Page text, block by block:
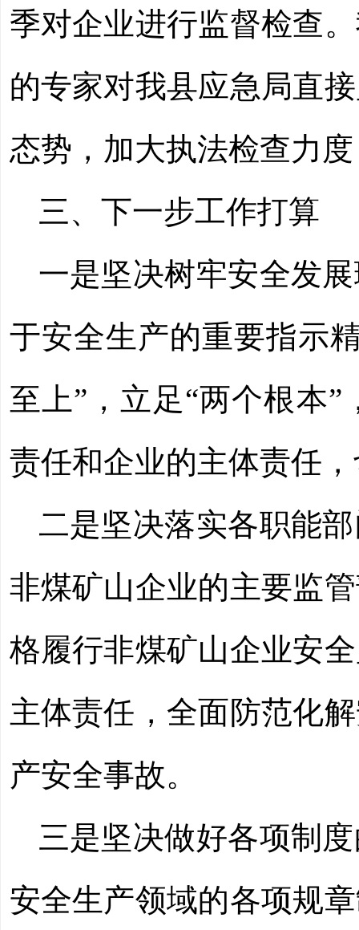
季对企业进行监督检查
的专家对我县应急局直
态势，加大执法检查力
三、下一步工作打算
一是坚决树牢安全发
于安全生产的重要指示
至上”，立足“两个根本
责任和企业的主体责任
二是坚决落实各职能
非煤矿山企业的主要监
格履行非煤矿山企业安
主体责任，全面防范化
产安全事故。
三是坚决做好各项制
安全生产领域的各项规